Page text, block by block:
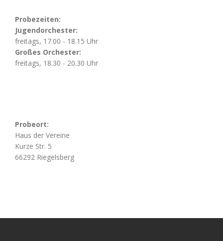
Probezeiten:
Jugendorchester:
freitags, 17.00 - 18.15 Uhr
Großes Orchester:
freitags, 18.30 - 20.30 Uhr
Probeort:
Haus der Vereine
Kurze Str. 5
66292 Riegelsberg